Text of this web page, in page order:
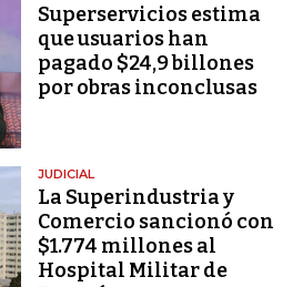
Superservicios estima
que usuarios han
pagado $24,9 billones
por obras inconclusas
JUDICIAL
La Superindustria y
Comercio sancionó con
$1.774 millones al
Hospital Militar de